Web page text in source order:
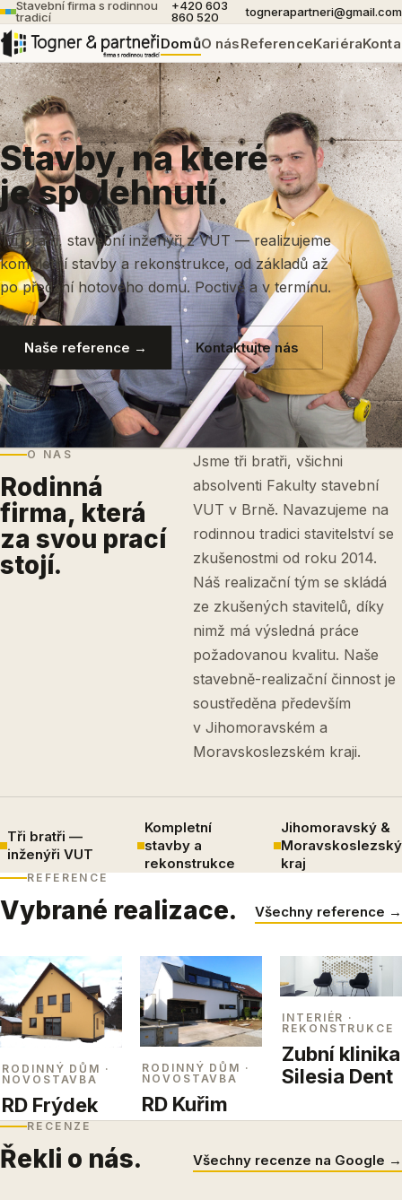
Stavební firma s rodinnou
tradicí
+420 603
860 520
tognerapartneri@gmail.com
DomůO násReferenceKariéra
Stavby, na které
je spolehnutí.
Tři bratři, stavební inženýři z VUT — realizujeme
kompletní stavby a rekonstrukce, od základů až
po předání hotového domu. Poctivě a v termínu.
Naše reference → Kontaktujte nás
O NÁS
Rodinná
firma, která
za svou prací
stojí.
Jsme tři bratři, všichni
absolventi Fakulty stavební
VUT v Brně. Navazujeme na
rodinnou tradici stavitelství se
zkušenostmi od roku 2014.
Náš realizační tým se skládá
ze zkušených stavitelů, díky
nimž má výsledná práce
požadovanou kvalitu. Naše
stavebně-realizační činnost je
soustředěna především
v Jihomoravském a
Moravskoslezském kraji.
Tři bratři —
inženýři VUT
Kompletní
stavby a
rekonstrukce
Jihomoravský &
Moravskoslezský
kraj
REFERENCE
Vybrané realizace. Všechny reference →
RODINNÝ DŮM ·
NOVOSTAVBA
RD Frýdek
RODINNÝ DŮM ·
NOVOSTAVBA
RD Kuřim
INTERIÉR ·
REKONSTRUKCE
Zubní klinika
Silesia Dent
RECENZE
Řekli o nás. Všechny recenze na Google →